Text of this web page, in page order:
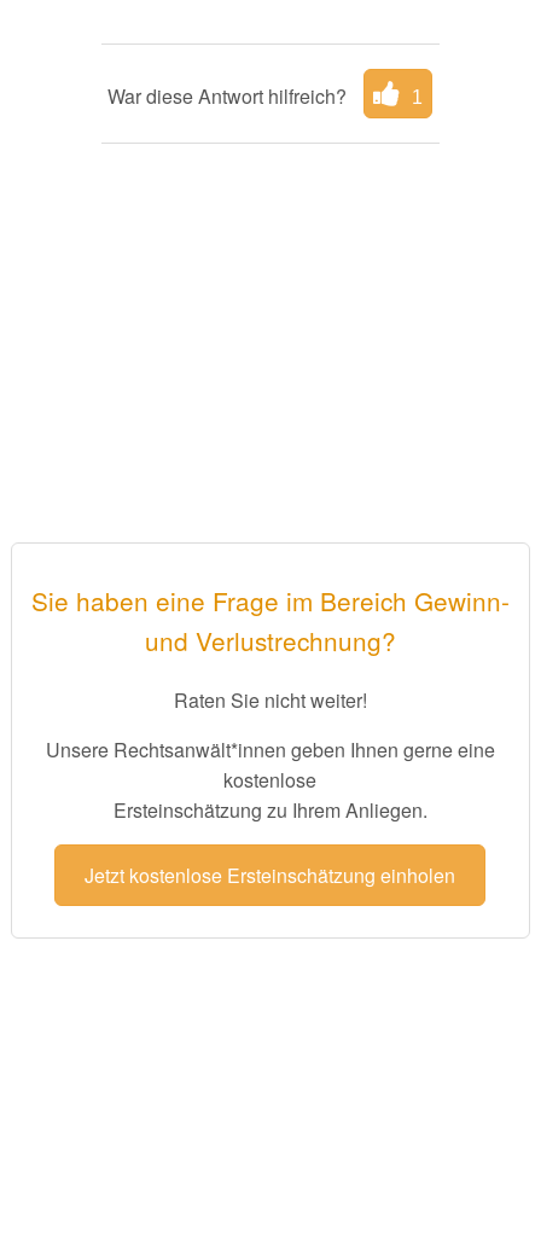
War diese Antwort hilfreich? 1
Sie haben eine Frage im Bereich Gewinn-
und Verlustrechnung?
Raten Sie nicht weiter!
Unsere Rechtsanwält*innen geben Ihnen gerne eine
kostenlose
Ersteinschätzung zu Ihrem Anliegen.
Jetzt kostenlose Ersteinschätzung einholen